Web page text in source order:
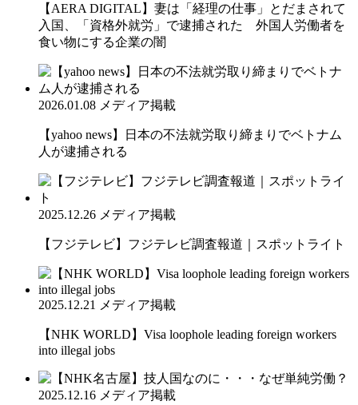
【AERA DIGITAL】妻は「経理の仕事」とだまされて
入国、「資格外就労」で逮捕された 外国人労働者を
食い物にする企業の闇
2026.01.08 メディア掲載
【yahoo news】日本の不法就労取り締まりでベトナム
人が逮捕される
2025.12.26 メディア掲載
【フジテレビ】フジテレビ調査報道｜スポットライト
2025.12.21 メディア掲載
【NHK WORLD】Visa loophole leading foreign workers
into illegal jobs
2025.12.16 メディア掲載